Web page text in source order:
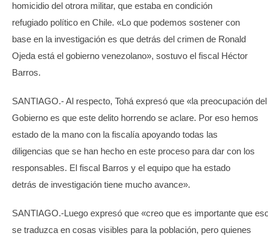
homicidio del otrora militar, que estaba en condición
refugiado político en Chile. «Lo que podemos sostener con
base en la investigación es que detrás del crimen de Ronald
Ojeda está el gobierno venezolano», sostuvo el fiscal Héctor
Barros.
SANTIAGO.- Al respecto, Tohá expresó que «la preocupación del
Gobierno es que este delito horrendo se aclare. Por eso hemos
estado de la mano con la fiscalía apoyando todas las
diligencias que se han hecho en este proceso para dar con los
responsables. El fiscal Barros y el equipo que ha estado
detrás de investigación tiene mucho avance».
SANTIAGO.-Luego expresó que «creo que es importante que
se traduzca en cosas visibles para la población, pero quienes